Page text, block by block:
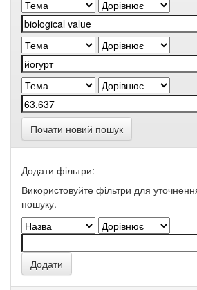
Почати новий пошук
Додати фільтри:
Використовуйте фільтри для
пошуку.